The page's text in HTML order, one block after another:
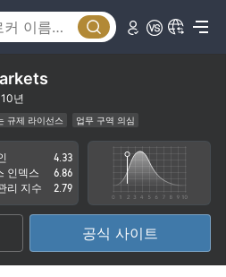
년
규제 라이선스
업무 구역 의심
험성이 높음
4.33
인덱스
6.86
리 지수
2.79
공식 사이트